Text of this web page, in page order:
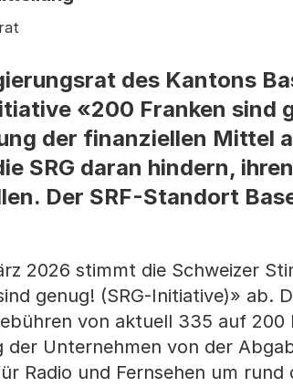
des Kantons
«200 Franken sind
der finanziellen Mittel
SRG daran hindern,
Der SRF-Standort
2026 stimmt die Schweizer
genug! (SRG-Initiative)» ab.
von aktuell 335 auf
der Unternehmen von der
Radio und Fernsehen um rund